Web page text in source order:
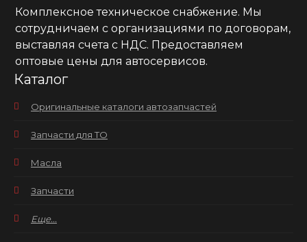
Комплексное техническое снабжение. Мы
сотрудничаем с организациями по договорам,
выставляя счета с НДС. Предоставляем
оптовые цены для автосервисов.
Каталог
Оригинальные каталоги автозапчастей
Запчасти для ТО
Масла
Запчасти
Еще...